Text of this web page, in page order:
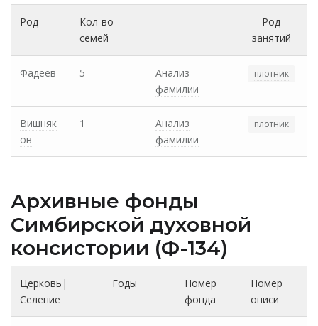
Род
Кол-во
семей
Род
занятий
Фадеев 5
Анализ
фамилии
плотник
Вишняк
ов
1
Анализ
фамилии
плотник
Архивные фонды
Cимбирской духовной
консистории (Ф-134)
Церковь|
Селение
Годы
Номер
фонда
Номер
описи